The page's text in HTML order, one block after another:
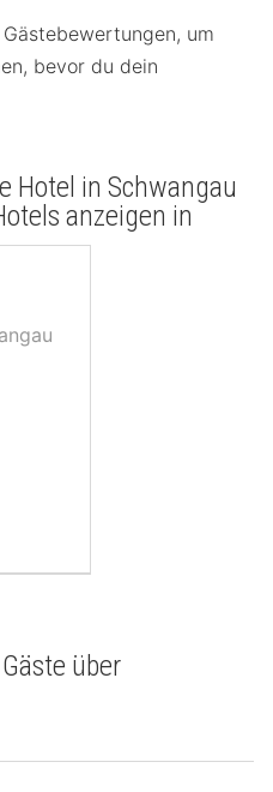
um
bevor du dein
Hotel in Schwangau
anzeigen in
über